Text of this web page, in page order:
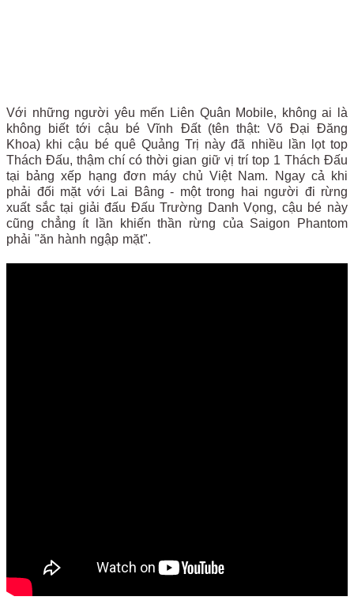
Với những người yêu mến Liên Quân Mobile, không ai là
không biết tới cậu bé Vĩnh Đất (tên thật: Võ Đại Đăng
Khoa) khi cậu bé quê Quảng Trị này đã nhiều lần lọt top
Thách Đấu, thậm chí có thời gian giữ vị trí top 1 Thách Đấu
tại bảng xếp hạng đơn máy chủ Việt Nam. Ngay cả khi
phải đối mặt với Lai Bâng - một trong hai người đi rừng
xuất sắc tại giải đấu Đấu Trường Danh Vọng, cậu bé này
cũng chẳng ít lần khiến thần rừng của Saigon Phantom
phải "ăn hành ngập mặt".